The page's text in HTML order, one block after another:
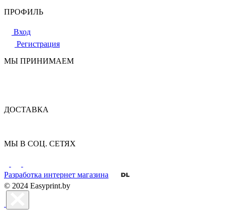
ПРОФИЛЬ
Вход
Регистрация
МЫ ПРИНИМАЕМ
ДОСТАВКА
МЫ В СОЦ. СЕТЯХ
Разработка интернет магазина
© 2024 Easyprint.by